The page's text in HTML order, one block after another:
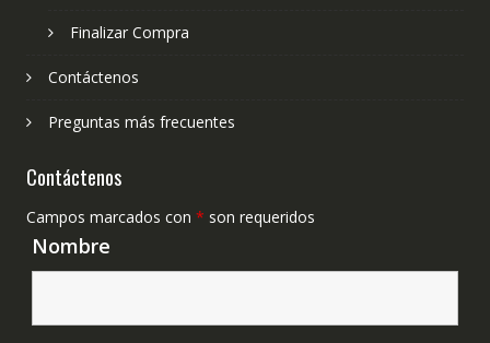
Finalizar Compra
Contáctenos
Preguntas más frecuentes
Contáctenos
Campos marcados con * son requeridos
Nombre